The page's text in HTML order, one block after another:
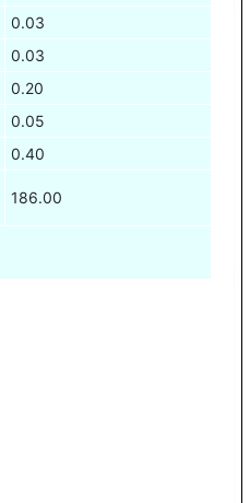
0.03
0.03
0.20
0.05
0.40
186.00